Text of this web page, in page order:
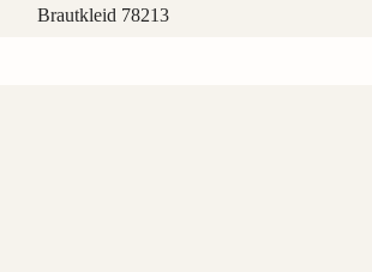
Brautkleid 78213